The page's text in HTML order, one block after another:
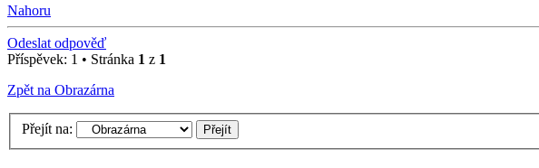
Nahoru
Odeslat odpověď
Příspěvek: 1 • Stránka 1 z 1
Zpět na Obrazárna
Přejít na: